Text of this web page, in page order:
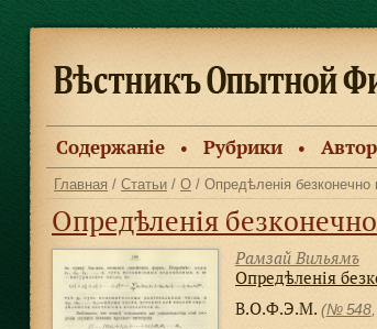
Содержанiе ● Рубрики ●
Главная / Статьи / О / Опредѣленiя
Опредѣленiя безконечно малыхъ
Рамзай Вильямъ
Опредѣленiя
В.О.Ф.Э.М. (№ 548